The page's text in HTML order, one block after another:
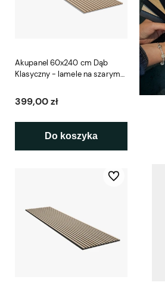
Akupanel 60x240 cm Dąb
Klasyczny - lamele na szarym
399,00 zł
Do koszyka
Do ulubionych